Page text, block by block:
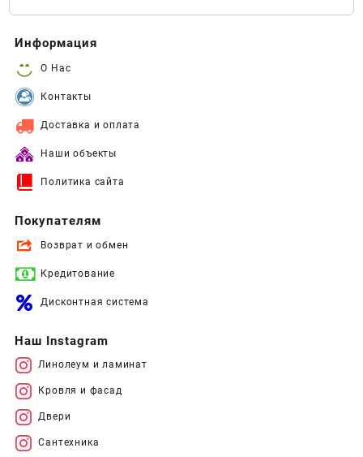
Информация
О Нас
Контакты
Доставка и оплата
Наши объекты
Политика сайта
Покупателям
Возврат и обмен
Кредитование
Дисконтная система
Наш Instagram
Линолеум и ламинат
Кровля и фасад
Двери
Сантехника